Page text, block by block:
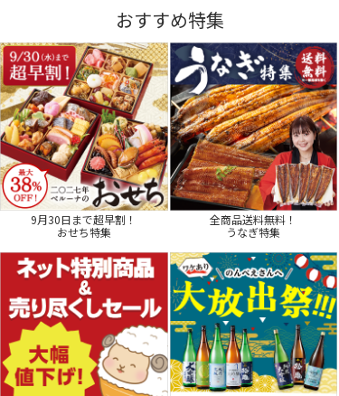
おすすめ特集
9月30日まで超早割！
おせち特集
全商品送料無料！
うなぎ特集